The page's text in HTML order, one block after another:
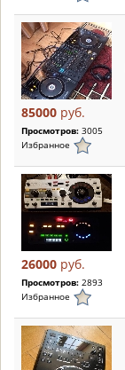
85000 руб.
Просмотров: 3005
Избранное
26000 руб.
Просмотров: 2893
Избранное